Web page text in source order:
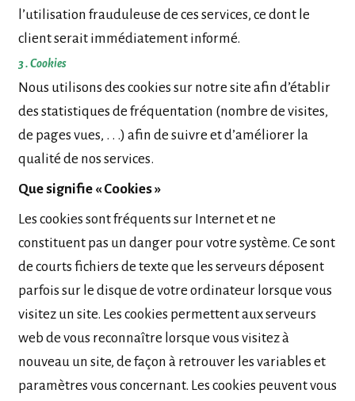
l’utilisation frauduleuse de ces services, ce dont le
client serait immédiatement informé.
3 . Cookies
Nous utilisons des cookies sur notre site afin d’établir
des statistiques de fréquentation (nombre de visites,
de pages vues, . . .) afin de suivre et d’améliorer la
qualité de nos services.
Que signifie « Cookies »
Les cookies sont fréquents sur Internet et ne
constituent pas un danger pour votre système. Ce sont
de courts fichiers de texte que les serveurs déposent
parfois sur le disque de votre ordinateur lorsque vous
visitez un site. Les cookies permettent aux serveurs
web de vous reconnaître lorsque vous visitez à
nouveau un site, de façon à retrouver les variables et
paramètres vous concernant. Les cookies peuvent vous